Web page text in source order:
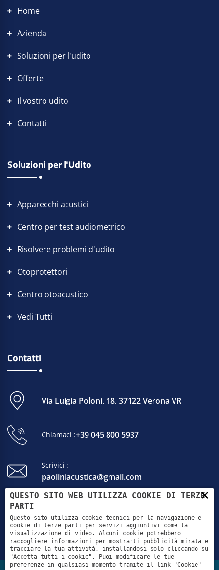
Home
Azienda
Soluzioni per l'udito
Offerte
Il vostro udito
Contatti
Soluzioni per l'Udito
Apparecchi acustici
Centro per test audiometrico
Risolvere problemi d'udito
Otoprotettori
Centro otoacustico
Vedi Tutti
Contatti
Via Luigia Poloni, 18, 37122 Verona VR
Chiamaci :+39 045 800 5937
Scrivici :
paoliniacustica@gmail.com
Sab - Dom: Chiuso
×
QUESTO SITO WEB UTILIZZA COOKIE DI TERZE
PARTI
Questo sito utilizza cookie tecnici per la navigazione e
cookie di terze parti per servizi aggiuntivi come la
visualizzazione di video. Alcuni cookie potrebbero
raccogliere informazioni per mostrarti pubblicità mirata e
tracciare la tua attività, installandosi solo cliccando su
"Accetta tutti i cookie". Puoi modificare le tue
preferenze in qualsiasi momento tramite il link "Cookie"